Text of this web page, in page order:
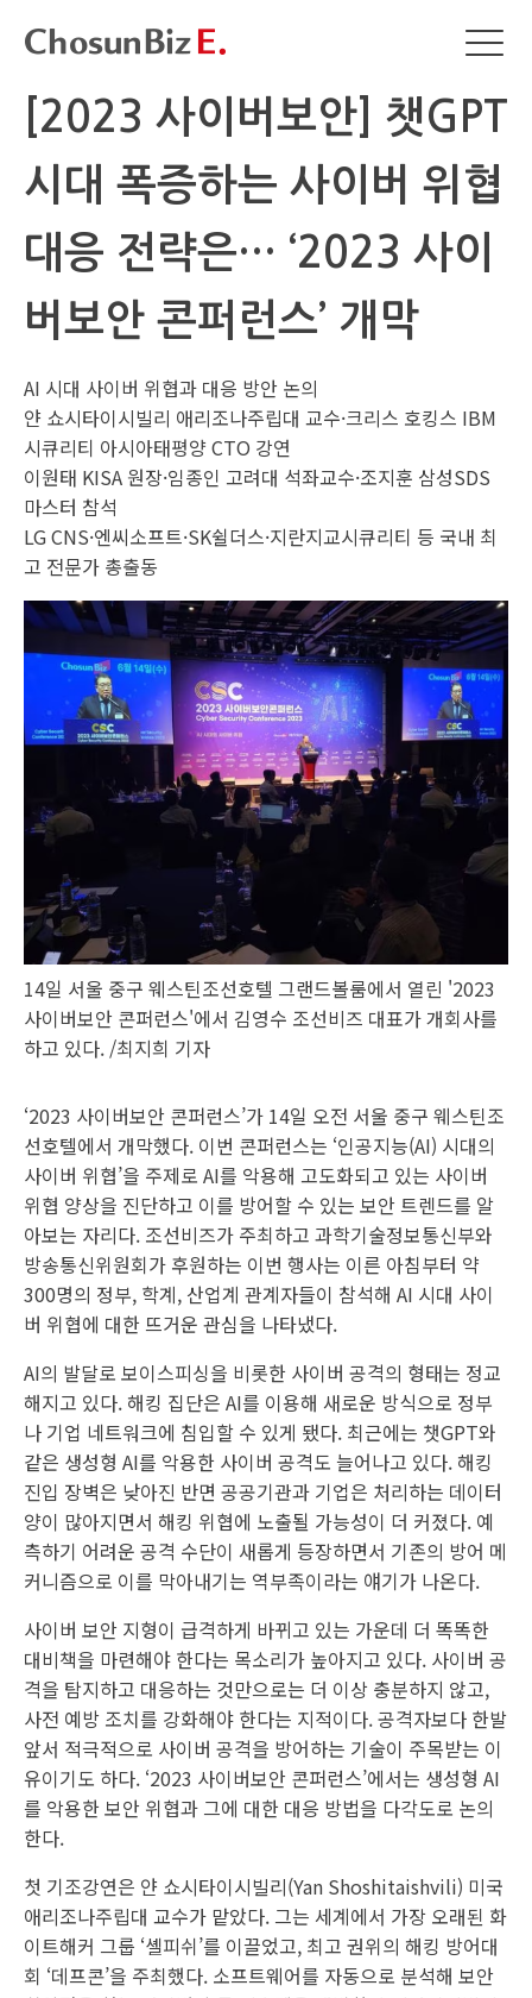
[2023 사이버보안] 챗GPT
시대 폭증하는 사이버 위협
대응 전략은… ‘2023 사이
버보안 콘퍼런스’ 개막
AI 시대 사이버 위협과 대응 방안 논의
얀 쇼시타이시빌리 애리조나주립대 교수·크리스 호킹스 IBM
시큐리티 아시아태평양 CTO 강연
이원태 KISA 원장·임종인 고려대 석좌교수·조지훈 삼성SDS
마스터 참석
LG CNS·엔씨소프트·SK쉴더스·지란지교시큐리티 등 국내 최
고 전문가 총출동
14일 서울 중구 웨스틴조선호텔 그랜드볼룸에서 열린 '2023
사이버보안 콘퍼런스'에서 김영수 조선비즈 대표가 개회사를
하고 있다. /최지희 기자
‘2023 사이버보안 콘퍼런스’가 14일 오전 서울 중구 웨스틴조
선호텔에서 개막했다. 이번 콘퍼런스는 ‘인공지능(AI) 시대의
사이버 위협’을 주제로 AI를 악용해 고도화되고 있는 사이버
위협 양상을 진단하고 이를 방어할 수 있는 보안 트렌드를 알
아보는 자리다. 조선비즈가 주최하고 과학기술정보통신부와
방송통신위원회가 후원하는 이번 행사는 이른 아침부터 약
300명의 정부, 학계, 산업계 관계자들이 참석해 AI 시대 사이
버 위협에 대한 뜨거운 관심을 나타냈다.
AI의 발달로 보이스피싱을 비롯한 사이버 공격의 형태는 정교
해지고 있다. 해킹 집단은 AI를 이용해 새로운 방식으로 정부
나 기업 네트워크에 침입할 수 있게 됐다. 최근에는 챗GPT와
같은 생성형 AI를 악용한 사이버 공격도 늘어나고 있다. 해킹
진입 장벽은 낮아진 반면 공공기관과 기업은 처리하는 데이터
양이 많아지면서 해킹 위협에 노출될 가능성이 더 커졌다. 예
측하기 어려운 공격 수단이 새롭게 등장하면서 기존의 방어 메
커니즘으로 이를 막아내기는 역부족이라는 얘기가 나온다.
사이버 보안 지형이 급격하게 바뀌고 있는 가운데 더 똑똑한
대비책을 마련해야 한다는 목소리가 높아지고 있다. 사이버 공
격을 탐지하고 대응하는 것만으로는 더 이상 충분하지 않고,
사전 예방 조치를 강화해야 한다는 지적이다. 공격자보다 한발
앞서 적극적으로 사이버 공격을 방어하는 기술이 주목받는 이
유이기도 하다. ‘2023 사이버보안 콘퍼런스’에서는 생성형 AI
를 악용한 보안 위협과 그에 대한 대응 방법을 다각도로 논의
한다.
첫 기조강연은 얀 쇼시타이시빌리(Yan Shoshitaishvili) 미국
애리조나주립대 교수가 맡았다. 그는 세계에서 가장 오래된 화
이트해커 그룹 ‘셸피쉬’를 이끌었고, 최고 권위의 해킹 방어대
회 ‘데프콘’을 주최했다. 소프트웨어를 자동으로 분석해 보안